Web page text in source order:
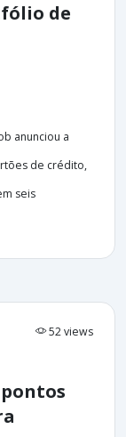
de
anunciou a
de crédito,
seis
52 views